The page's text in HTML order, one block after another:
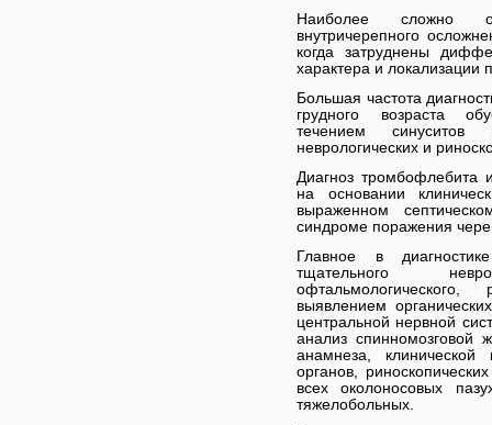
Наиболее сложно
внутричерепного
когда затруднены
характера и локализации
Большая частота
грудного возраста
течением синуситов
неврологических и
Диагноз тромбофлебита
на основании
выраженном
синдроме поражения
Главное в
тщательного
офтальмологического,
выявлением
центральной нервной
анализ спинномозговой
анамнеза,
органов,
всех околоносовых
тяжелобольных.